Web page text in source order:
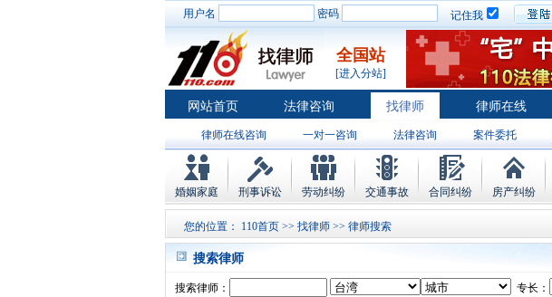
用户名 密码 记住我
全国站
[进入分站]
网站首页 法律咨询 找律师 律师在线
律师在线咨询 一对一咨询 法律咨询 案件委托
婚姻家庭 刑事诉讼 劳动纠纷 交通事故 合同纠纷 房产纠纷
您的位置： 110首页 >> 找律师 >> 律师搜索
搜索律师
搜索律师： 专长：